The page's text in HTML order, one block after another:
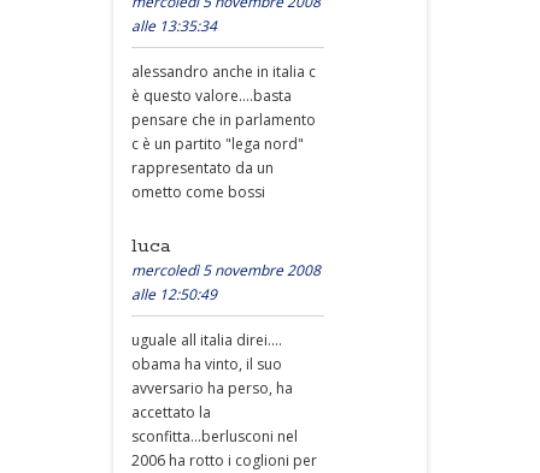
alle 13:35:34
alessandro anche in italia c
è questo valore....basta
pensare che in parlamento
c è un partito "lega nord"
rappresentato da un
ometto come bossi
luca
mercoledì 5 novembre 2008
alle 12:50:49
uguale all italia direi....
obama ha vinto, il suo
avversario ha perso, ha
accettato la
sconfitta...berlusconi nel
2006 ha rotto i coglioni per